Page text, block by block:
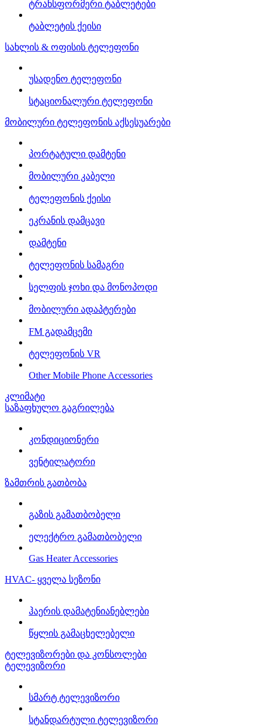
ტრანსფორმერი ტაბლეტები
ტაბლეტის ქეისი
სახლის & ოფისის ტელეფონი
უსადენო ტელეფონი
სტაციონალური ტელეფონი
მობილური ტელეფონის აქსესუარები
პორტატული დამტენი
მობილური კაბელი
ტელეფონის ქეისი
ეკრანის დამცავი
დამტენი
ტელეფონის სამაგრი
სელფის ჯოხი და მონოპოდი
მობილური ადაპტერები
FM გადამცემი
ტელეფონის VR
Other Mobile Phone Accessories
კლიმატი
საზაფხულო გაგრილება
კონდიციონერი
ვენტილატორი
ზამთრის გათბობა
გაზის გამათბობელი
ელექტრო გამათბობელი
Gas Heater Accessories
HVAC- ყველა სეზონი
ჰაერის დამატენიანებლები
წყლის გამაცხელებელი
ტელევიზორები და კონსოლები
ტელევიზორი
სმარტ ტელევიზორი
სტანდარტული ტელევიზორი